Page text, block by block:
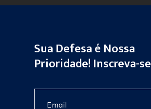
Sua Defesa é Nossa
Prioridade! Inscreva-se